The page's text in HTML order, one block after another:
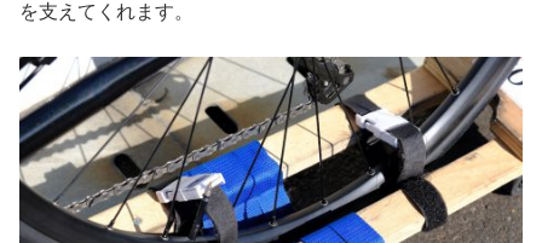
を支えてくれます。